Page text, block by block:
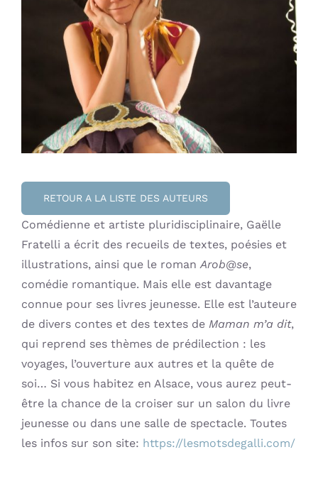
RETOUR A LA LISTE DES AUTEURS
Comédienne et artiste pluridisciplinaire, Gaëlle
Fratelli a écrit des recueils de textes, poésies et
illustrations, ainsi que le roman Arob@se,
comédie romantique. Mais elle est davantage
connue pour ses livres jeunesse. Elle est l’auteure
de divers contes et des textes de Maman m’a dit,
qui reprend ses thèmes de prédilection : les
voyages, l’ouverture aux autres et la quête de
soi… Si vous habitez en Alsace, vous aurez peut-
être la chance de la croiser sur un salon du livre
jeunesse ou dans une salle de spectacle. Toutes
les infos sur son site: https://lesmotsdegalli.com/